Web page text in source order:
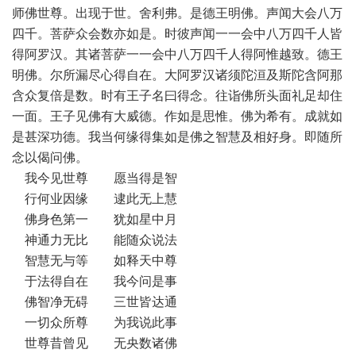
师佛世尊。出现于世。舍利弗。是德王明佛。声闻大会八万
四千。菩萨众会数亦如是。时彼声闻一一会中八万四千人皆
得阿罗汉。其诸菩萨一一会中八万四千人得阿惟越致。德王
明佛。尔所漏尽心得自在。大阿罗汉诸须陀洹及斯陀含阿那
含众复倍是数。时有王子名曰得念。往诣佛所头面礼足却住
一面。王子见佛有大威德。作如是思惟。佛为希有。成就如
是甚深功德。我当何缘得集如是佛之智慧及相好身。即随所
念以偈问佛。
我今见世尊 愿当得是智
行何业因缘 逮此无上慧
佛身色第一 犹如星中月
神通力无比 能随众说法
智慧无与等 如释天中尊
于法得自在 我今问是事
佛智净无碍 三世皆达通
一切众所尊 为我说此事
世尊昔曾见 无央数诸佛